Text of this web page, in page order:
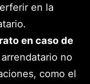
en la
en caso de
no
como el